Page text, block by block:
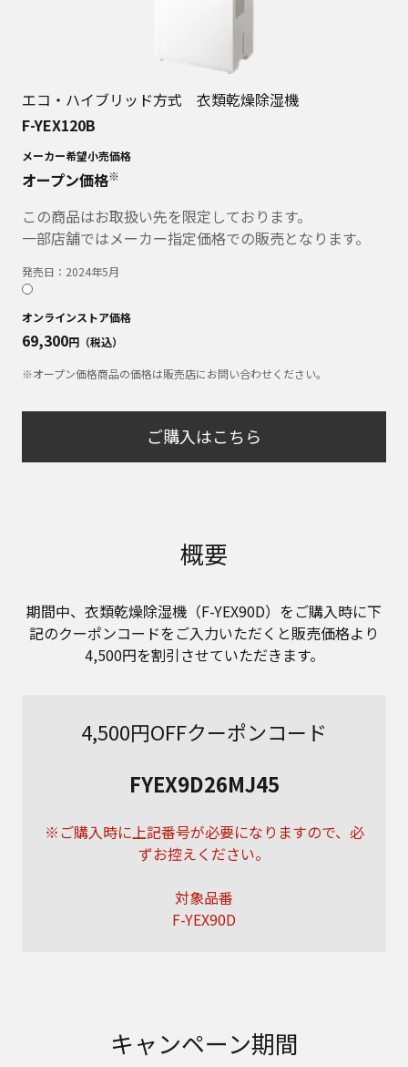
エコ・ハイブリッド方式 衣類乾燥除湿機
F-YEX120B
メーカー希望小売価格
オープン価格※
この商品はお取扱い先を限定しております。
一部店舗ではメーカー指定価格での販売となります。
発売日： 2024年5月
オンラインストア価格
69,300円（税込）
※オープン価格商品の価格は販売店にお問い合わせください。
ご購入はこちら
概要
期間中、衣類乾燥除湿機（F-YEX90D）をご購入時に下
記のクーポンコードをご入力いただくと販売価格より
4,500円を割引させていただきます。
4,500円OFFクーポンコード
FYEX9D26MJ45
※ご購入時に上記番号が必要になりますので、必
ずお控えください。
対象品番
F-YEX90D
キャンペーン期間